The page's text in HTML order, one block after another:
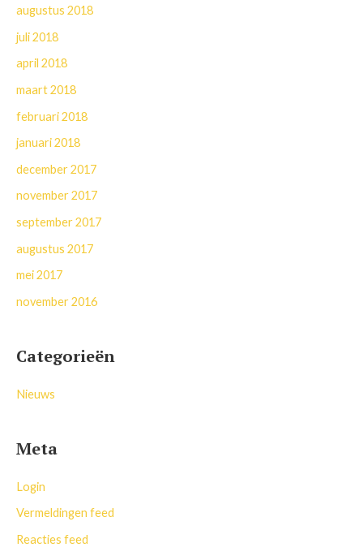
augustus 2018
juli 2018
april 2018
maart 2018
februari 2018
januari 2018
december 2017
november 2017
september 2017
augustus 2017
mei 2017
november 2016
Categorieën
Nieuws
Meta
Login
Vermeldingen feed
Reacties feed